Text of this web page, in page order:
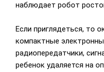
наблюдает робот
Если приглядеться, то
компактные
радиопередатчики,
ребенок удаляется на